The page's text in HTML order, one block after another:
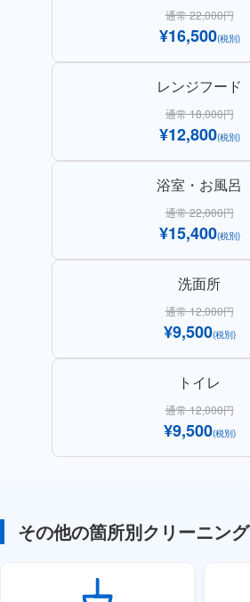
通常 22,000円
¥16,500(税別)
レンジフード
通常 18,000円
¥12,800(税別)
浴室・お風呂
通常 22,000円
¥15,400(税別)
洗面所
通常 12,000円
¥9,500(税別)
トイレ
通常 12,000円
¥9,500(税別)
その他の箇所別クリーニング